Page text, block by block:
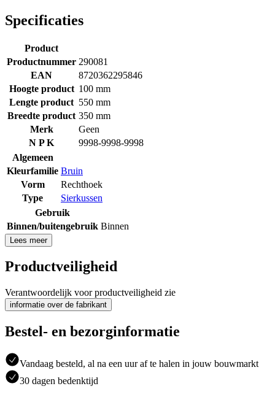
Specificaties
Product
Productnummer 290081
EAN
8720362295846
Hoogte product 100 mm
Lengte product 550 mm
Breedte product 350 mm
Merk
Geen
N P K
9998-9998-9998
Algemeen
Kleurfamilie Bruin
Vorm
Rechthoek
Type
Sierkussen
Gebruik
Binnen/buitengebruik Binnen
Lees meer
Productveiligheid
Verantwoordelijk voor productveiligheid zie
informatie over de fabrikant
Bestel- en bezorginformatie
Vandaag besteld, al na een uur af te halen in jouw bouwmarkt
30 dagen bedenktijd